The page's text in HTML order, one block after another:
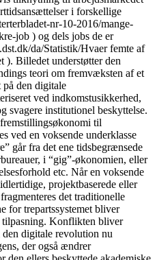
i forskellige
nr-10-2016/mange-
job ) og dels jobs de er
da/Statistik/Hvaer femte af
). Billedet understøtter den
teori om fremvæksten af et
den digitale
ved indkomstusikkerhed,
svagere institutionel beskyttelse.
til
ved en voksende underklasse
går fra det ene tidsbegrænsede
i “gig”-økonomien, eller
etc. Når en voksende
projektbaserede eller
det traditionelle
for trepartssystemet bliver
Konflikten bliver
digitale revolution nu
der også ændrer